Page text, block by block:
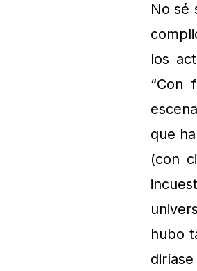
No sé
los
“Con
que
(con
hubo